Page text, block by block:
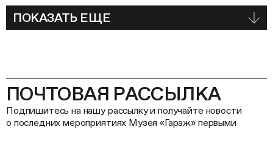
ПОКАЗАТЬ ЕЩЕ
ПОЧТОВАЯ РАССЫЛКА
Подпишитесь на нашу рассылку и получайте новости
о последних мероприятиях Музея «Гараж» первыми